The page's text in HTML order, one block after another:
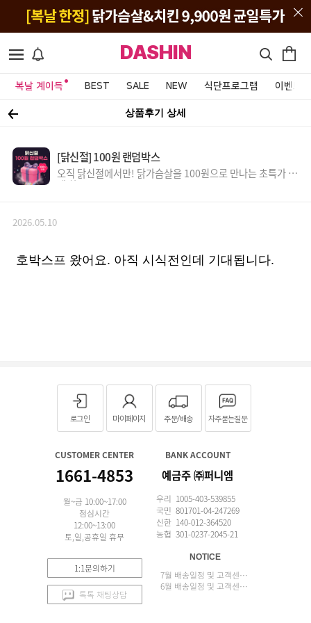
DASHIN
복날 계이득 BEST SALE NEW 식단프로그램 이벤트&
상품후기 상세
[닭신절] 100원 랜덤박스
오직 닭신절에서만! 닭가슴살을 100원으로 만나는 초특가 득
템 찬스!
2026.05.10
호박스프 왔어요. 아직 시식전인데 기대됩니다.
로그인 마이페이지 주문/배송 자주묻는질문
CUSTOMER CENTER
1661-4853
월~금 10:00~17:00
점심시간
12:00~13:00
토,일,공휴일 휴무
1:1문의하기
톡톡 채팅상담
BANK ACCOUNT
예금주 ㈜퍼니엠
우리 1005-403-539855
국민 801701-04-247269
신한 140-012-364520
농협 301-0237-2045-21
NOTICE
7월 배송일정 및 고객센터 업무 안내
6월 배송일정 및 고객센터 업무 안내